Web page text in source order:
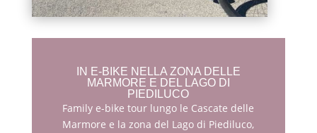
IN E-BIKE NELLA ZONA DELLE
MARMORE E DEL LAGO DI
PIEDILUCO
Family e-bike tour lungo le Cascate delle
Marmore e la zona del Lago di Piediluco,